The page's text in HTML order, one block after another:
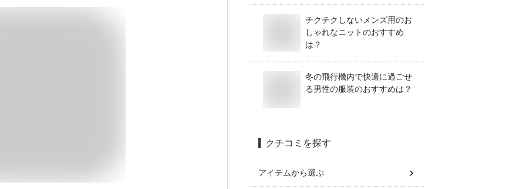
チクチクしないメンズ用のお
しゃれなニットのおすすめ
は？
冬の飛行機内で快適に過ごせ
る男性の服装のおすすめは？
クチコミを探す
アイテムから選ぶ